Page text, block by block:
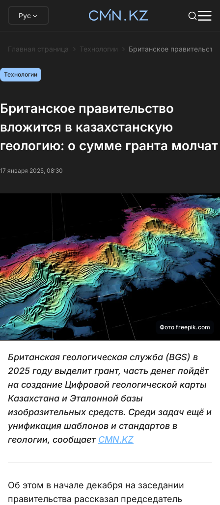
Рус
Главная страница Технологии Британское
Технологии
Британское правительство
вложится в казахстанскую
геологию: о сумме гранта молчат
17 января 2025, 08:30
Фото freepik.com
Британская геологическая служба (BGS) в
2025 году выделит грант, часть денег пойдёт
на создание Цифровой геологической карты
Казахстана и Эталонной базы
изобразительных средств. Среди задач ещё и
унификация шаблонов и стандартов в
геологии, сообщает CMN.KZ
Об этом в начале декабря на заседании
правительства рассказал председатель